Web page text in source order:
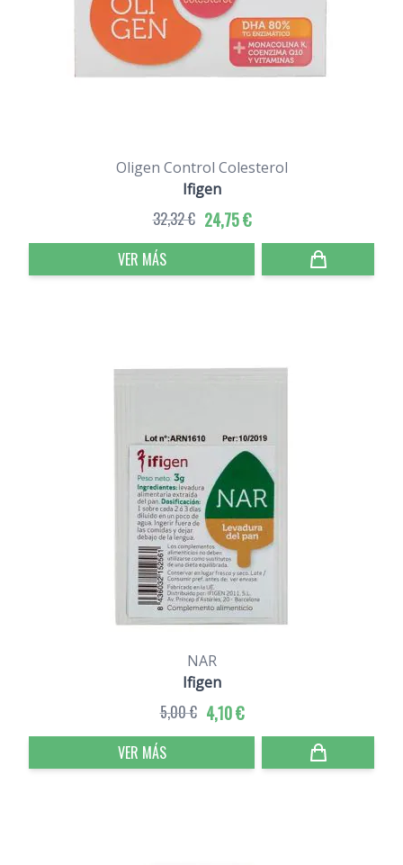
Oligen Control Colesterol
Ifigen
24,75 €
32,32 €
VER MÁS
NAR
Ifigen
4,10 €
5,00 €
VER MÁS